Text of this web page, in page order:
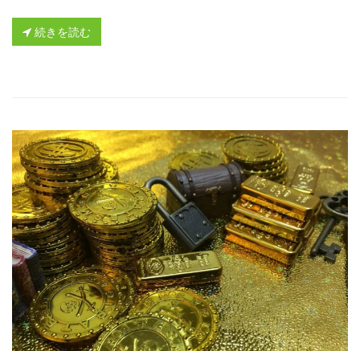
続きを読む